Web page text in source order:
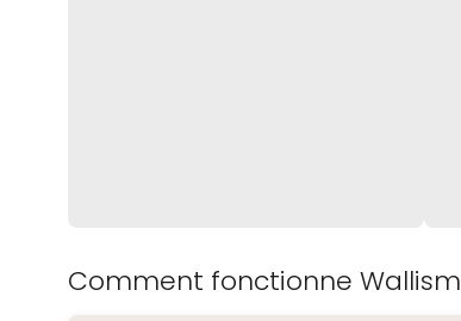
Comment fonctionne Wallism